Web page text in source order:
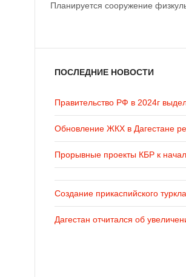
Планируется сооружение
ПОСЛЕДНИЕ НОВОСТИ
Правительство РФ в 2024г
Обновление ЖКХ в Дагестане
Прорывные проекты КБР к
Создание прикаспийского
Дагестан отчитался об